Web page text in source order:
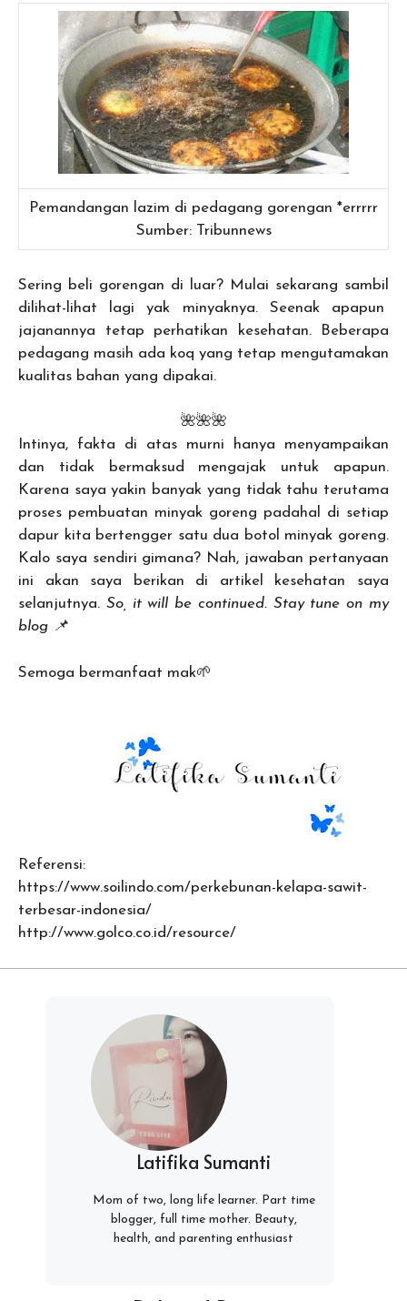
Pemandangan lazim di pedagang gorengan *errrrr
Sumber: Tribunnews
Sering beli gorengan di luar? Mulai sekarang sambil
dilihat-lihat lagi yak minyaknya. Seenak apapun
jajanannya tetap perhatikan kesehatan. Beberapa
pedagang masih ada koq yang tetap mengutamakan
kualitas bahan yang dipakai.
🌺🌺🌺
Intinya, fakta di atas murni hanya menyampaikan
dan tidak bermaksud mengajak untuk apapun.
Karena saya yakin banyak yang tidak tahu terutama
proses pembuatan minyak goreng padahal di setiap
dapur kita bertengger satu dua botol minyak goreng.
Kalo saya sendiri gimana? Nah, jawaban pertanyaan
ini akan saya berikan di artikel kesehatan saya
selanjutnya. So, it will be continued. Stay tune on my
blog 📌
Semoga bermanfaat mak🌱
Referensi:
https://www.soilindo.com/perkebunan-kelapa-sawit-
terbesar-indonesia/
http://www.golco.co.id/resource/
Latifika Sumanti
Mom of two, long life learner. Part time
blogger, full time mother. Beauty,
health, and parenting enthusiast